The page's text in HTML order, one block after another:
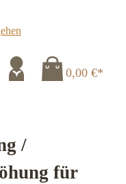
0,00 €*
/
für